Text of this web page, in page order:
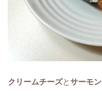
クリームチーズとサーモン